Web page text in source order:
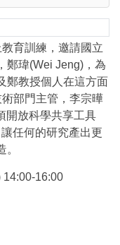
育訓練，邀請國立
鄭瑋(Wei Jeng)，為
鄭教授個人在這方面
部門主管，李宗曄
開放科學共享工具
任何的研究產出更
14:00-16:00